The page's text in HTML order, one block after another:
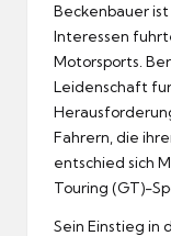
Beckenbauer
Interessen
Motorsports.
Leidenschaft
Fahrern, die
entschied sich
Touring (GT)-
Sein Einstieg in